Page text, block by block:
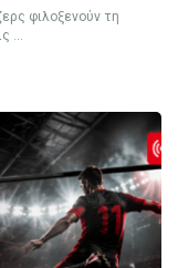
φιλοξενούν τη
...